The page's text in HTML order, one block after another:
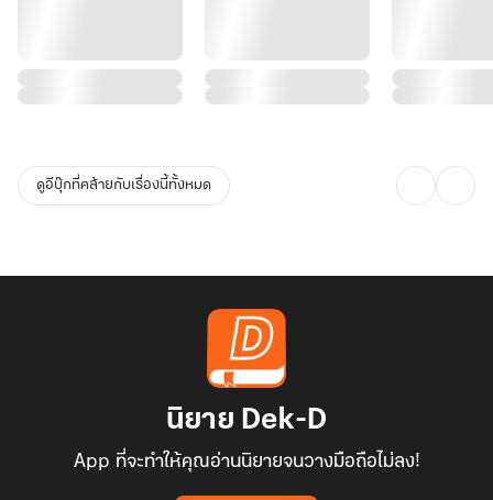
ดูอีบุ๊กที่คล้ายกับเรื่องนี้ทั้งหมด
นิยาย Dek-D
App ที่จะทำให้คุณอ่านนิยายจนวางมือถือไม่ลง!